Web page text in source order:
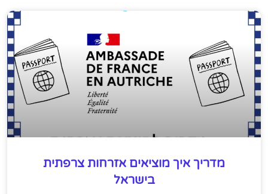
מדריך איך מוציאים אזרחות צרפתית
בישראל